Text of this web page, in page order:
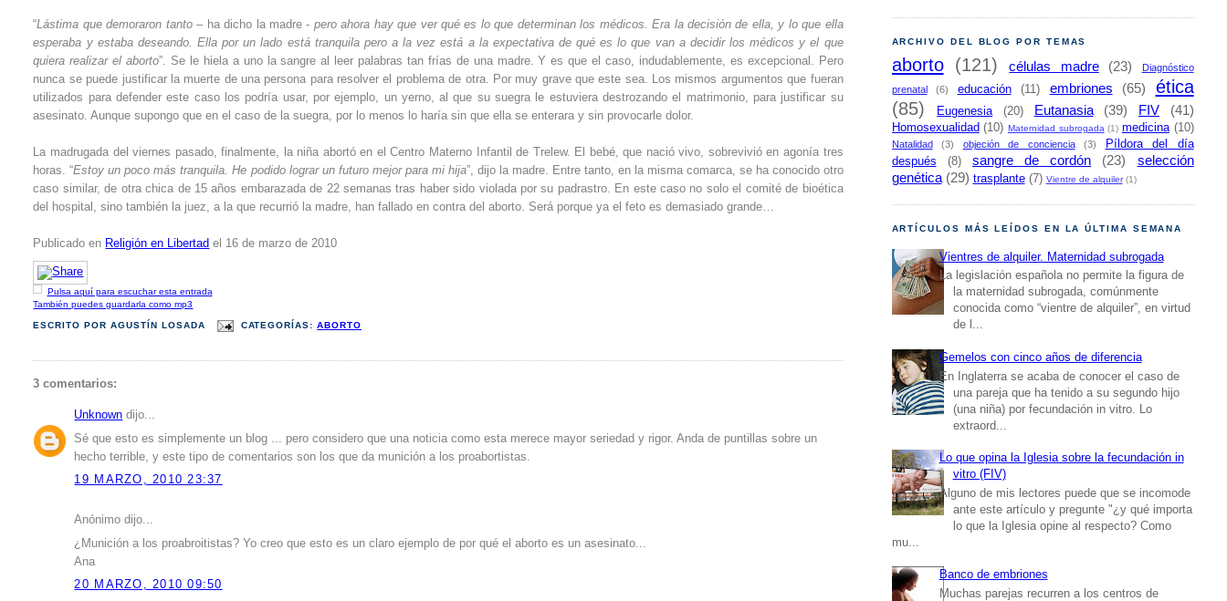
“Lástima que demoraron tanto– ha dicho la madre - pero ahora hay que ver qué es lo que determinan los médicos. Era la decisión de ella, y lo que ella
esperaba y estaba deseando. Ella por un lado está tranquila pero a la vez está a la expectativa de qué es lo que van a decidir los médicos y el que
quiera realizar el aborto”. Se le hiela a uno la sangre al leer palabras tan frías de una madre. Y es que el caso, indudablemente, es excepcional. Pero
nunca se puede justificar la muerte de una persona para resolver el problema de otra. Por muy grave que este sea. Los mismos argumentos que fueran
utilizados para defender este caso los podría usar, por ejemplo, un yerno, al que su suegra le estuviera destrozando el matrimonio, para justificar su
asesinato. Aunque supongo que en el caso de la suegra, por lo menos lo haría sin que ella se enterara y sin provocarle dolor.
La madrugada del viernes pasado, finalmente, la niña abortó en el Centro Materno Infantil de Trelew. El bebé, que nació vivo, sobrevivió en agonía tres
horas. “Estoy un poco más tranquila. He podido lograr un futuro mejor para mi hija”, dijo la madre. Entre tanto, en la misma comarca, se ha conocido otro
caso similar, de otra chica de 15 años embarazada de 22 semanas tras haber sido violada por su padrastro. En este caso no solo el comité de bioética
del hospital, sino también la juez, a la que recurrió la madre, han fallado en contra del aborto. Será porque ya el feto es demasiado grande…
Publicado en Religión en Libertad el 16 de marzo de 2010
Pulsa aquí para escuchar esta entrada
También puedes guardarla como mp3
ESCRITO PORAGUSTÍN LOSADA CATEGORÍAS:ABORTO
3 comentarios:
Unknown dijo...
Sé que esto es simplemente un blog ... pero considero que una noticia como esta merece mayor seriedad y rigor. Anda de puntillas sobre un
hecho terrible, y este tipo de comentarios son los que da munición a los proabortistas.
19 MARZO, 2010 23:37
Anónimo dijo...
¿Munición a los proabroitistas? Yo creo que esto es un claro ejemplo de por qué el aborto es un asesinato...
Ana
20 MARZO, 2010 09:50
ARCHIVO DEL BLOG POR TEMAS
aborto (121) células madre (23)
Diagnóstico
prenatal
(6) educación (11) embriones (65)
ética
(85)
Eugenesia (20) Eutanasia (39) FIV (41)
Homosexualidad (10) Maternidad subrogada (1) medicina (10)
Natalidad (3) objeción de conciencia (3)
Píldora del día
después
(8) sangre de cordón (23)
selección
genética (29) trasplante (7) Vientre de alquiler (1)
ARTÍCULOS MÁS LEÍDOS EN LA ÚLTIMA SEMANA
Vientres de alquiler. Maternidad subrogada
La legislación española no permite la figura de
la maternidad subrogada, comúnmente
conocida como “vientre de alquiler”, en virtud
de l...
Gemelos con cinco años de diferencia
En Inglaterra se acaba de conocer el caso de
una pareja que ha tenido a su segundo hijo
(una niña) por fecundación in vitro. Lo
extraord...
Lo que opina la Iglesia sobre la fecundación in
vitro (FIV)
Alguno de mis lectores puede que se incomode
ante este artículo y pregunte "¿y qué importa
lo que la Iglesia opine al respecto? Como
mu...
Banco de embriones
Muchas parejas recurren a los centros de